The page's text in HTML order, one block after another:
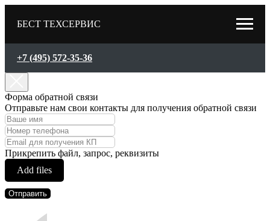
БЕСТ ТЕХСЕРВИС
+7 (495) 572-35-36
Форма обратной связи
Отправьте нам свои контакты для получения обратной связи
Прикрепить файл, запрос, реквизиты
Add files
Отправить